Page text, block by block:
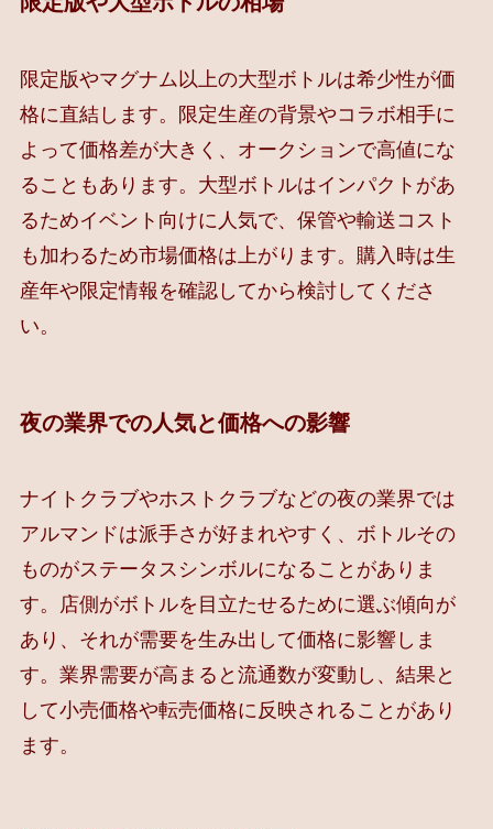
限定版やマグナム以上の大型ボトルは希少性が価
格に直結します。限定生産の背景やコラボ相手に
よって価格差が大きく、オークションで高値にな
ることもあります。大型ボトルはインパクトがあ
るためイベント向けに人気で、保管や輸送コスト
も加わるため市場価格は上がります。購入時は生
産年や限定情報を確認してから検討してくださ
い。
夜の業界での人気と価格への影響
ナイトクラブやホストクラブなどの夜の業界では
アルマンドは派手さが好まれやすく、ボトルその
ものがステータスシンボルになることがありま
す。店側がボトルを目立たせるために選ぶ傾向が
あり、それが需要を生み出して価格に影響しま
す。業界需要が高まると流通数が変動し、結果と
して小売価格や転売価格に反映されることがあり
ます。